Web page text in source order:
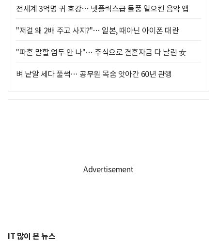
전세계 3억명 귀 호강… 넷플릭스급 돌풍 일으킨 음악 앱
"저걸 왜 2배 주고 사지?"… 일본, 때아닌 아이폰 대란
"파혼 말할 엄두 안 나"… 주식으로 결혼자금 다 날린 女
벼 낱알 세다 풀썩… 공무원 목숨 앗아간 60년 관행
IT 많이 본 뉴스